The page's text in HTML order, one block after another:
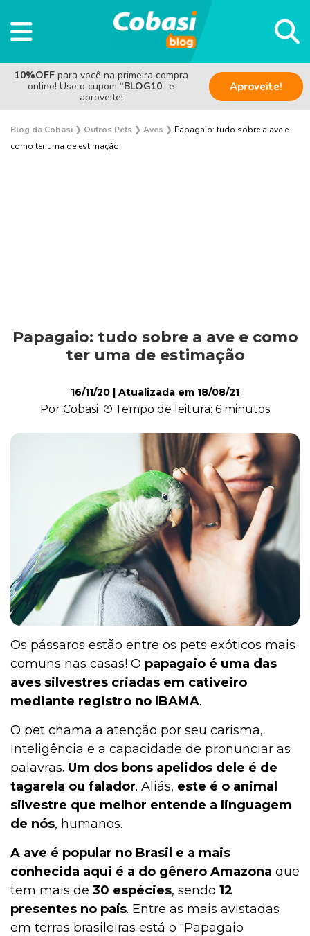
10%OFF para você na primeira compra
online! Use o cupom “BLOG10” e
aproveite!
Aproveite!
Blog da Cobasi ❯ Outros Pets ❯ Aves ❯ Papagaio: tudo sobre a ave e
como ter uma de estimação
Saúde
Roedores
Répteis
Quiz
Plantas e Flores
Piscina
Pesquisas e Curiosidades Cobasi
Peixes
Outros Pets
Papagaio: tudo sobre a ave e como
ter uma de estimação
16/11/20 | Atualizada em 18/08/21
Por Cobasi Tempo de leitura: 6 minutos
Os pássaros estão entre os pets exóticos mais
comuns nas casas! O papagaio é uma das
aves silvestres criadas em cativeiro
mediante registro no IBAMA.
O pet chama a atenção por seu carisma,
inteligência e a capacidade de pronunciar as
palavras. Um dos bons apelidos dele é de
tagarela ou falador. Aliás, este é o animal
silvestre que melhor entende a linguagem
de nós, humanos.
A ave é popular no Brasil e a mais
conhecida aqui é a do gênero Amazona que
tem mais de 30 espécies, sendo 12
presentes no país. Entre as mais avistadas
em terras brasileiras está o “Papagaio